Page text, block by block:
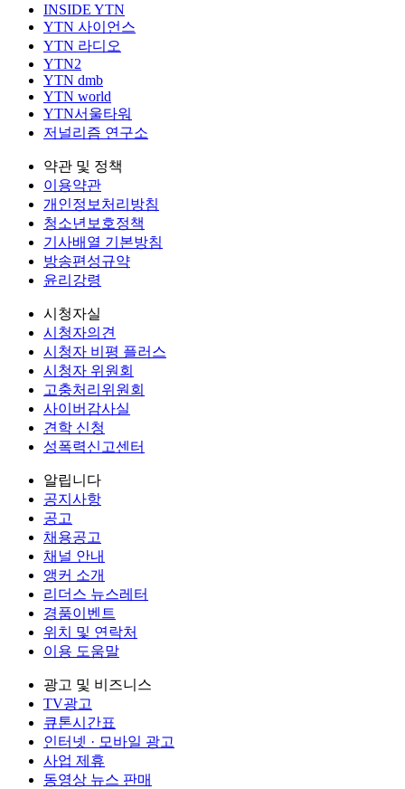
INSIDE YTN
YTN 사이언스
YTN 라디오
YTN2
YTN dmb
YTN world
YTN서울타워
저널리즘 연구소
약관 및 정책
이용약관
개인정보처리방침
청소년보호정책
기사배열 기본방침
방송편성규약
윤리강령
시청자실
시청자의견
시청자 비평 플러스
시청자 위원회
고충처리위원회
사이버감사실
견학 신청
성폭력신고센터
알립니다
공지사항
공고
채용공고
채널 안내
앵커 소개
리더스 뉴스레터
경품이벤트
위치 및 연락처
이용 도움말
광고 및 비즈니스
TV광고
큐톤시간표
인터넷 · 모바일 광고
사업 제휴
동영상 뉴스 판매